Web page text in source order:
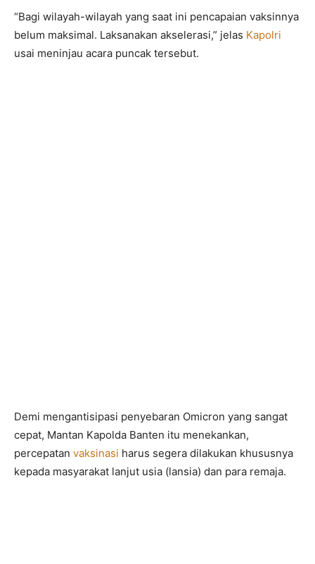
“Bagi wilayah-wilayah yang saat ini pencapaian vaksinnya
belum maksimal. Laksanakan akselerasi,” jelas Kapolri
usai meninjau acara puncak tersebut.
Demi mengantisipasi penyebaran Omicron yang sangat
cepat, Mantan Kapolda Banten itu menekankan,
percepatan vaksinasi harus segera dilakukan khususnya
kepada masyarakat lanjut usia (lansia) dan para remaja.